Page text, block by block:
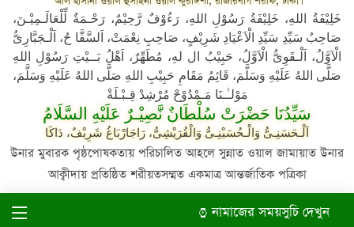
خَلِيْفَةُ اللهِ، خَلِيْفَةُ رَسُوْلِ اللهِ، رَءُوْفٌ رَّحِيْمٌ، رَحْـمَةٌ لِّلْعَالَـمِيْـنَ،
صَاحِبُ سَيِّدِ سَيِّدِ الْاَعْيَادِ شَرِيْفٍ، صَاحِبِ نِعْمَتْ، اَلسَّفَّا حُ، اَلْـجَبَّارِىُّ
الْاَوَّلُ، اَلْـقَوِىُّ الْاَوَّلُ، حَبِيْبُ ال لهِ، مُطَهِّرٌ، اَهْلُ بَــيْتِ رَسُوْلِ اللهِ
صَلَّى اللهُ عَلَيْهِ وَسَلَّمَ، قَائِمُ مَقَامِ حَبِيْبِ اللهِ صَلَّى اللهُ عَلَيْهِ وَسَلَّمَ،
مَوْلـٰـنَا مَـمْدُوْحْ مُرْشِدْ قِـبْـلَةْ
سَيِّدُنَا حَضْرَتْ سُلْطَانٌ نَّصِيْـرٌ عَلَيْهِ السَّلَامُ
اَلْـحَسَنِـىُّ وَالْـحُسَيْنِـىُّ وَالْقُرَيْشِىُّ، رَاجَارْبَاغُ شَرِيْفٌ، دَاكَا
উনার মুবারক পৃষ্ঠপোষকতায় পরিচালিত আহলে সুন্নাত ওয়াল জামায়াত উনার
আক্বীদায় প্রতিষ্ঠিত শরীয়তসম্মত একমাত্র আন্তর্জাতিক পত্রিকা
নামাজের সময়সুচি দেখুন